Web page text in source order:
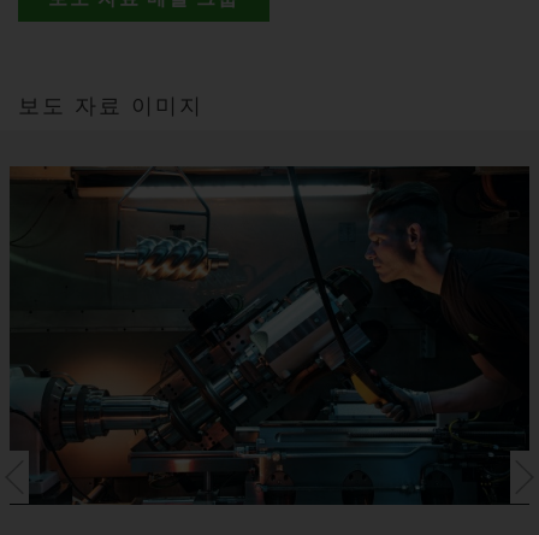
보도 자료 이미지